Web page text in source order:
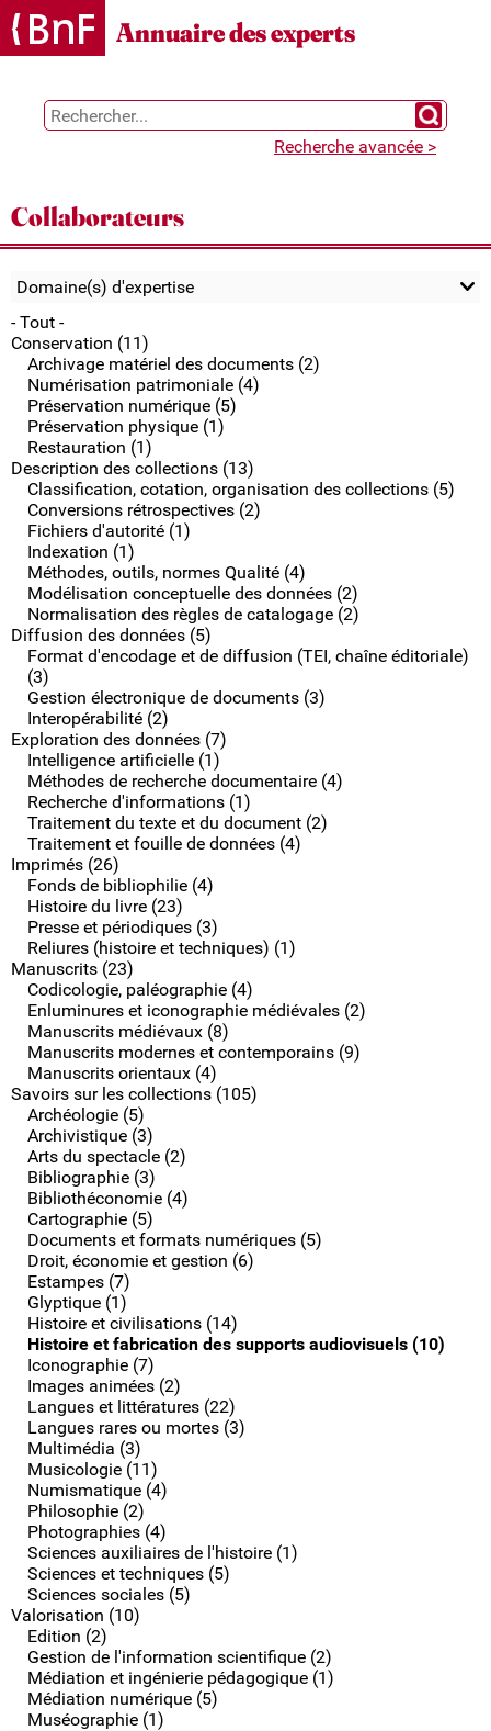
Gestion des cookies
Annuaire des experts
Chercher
Recherche avancée >
Collaborateurs
Domaine(s) d'expertise
- Tout -
Conservation (11)
Archivage matériel des documents (2)
Numérisation patrimoniale (4)
Préservation numérique (5)
Préservation physique (1)
Restauration (1)
Description des collections (13)
Classification, cotation, organisation des collections (5)
Conversions rétrospectives (2)
Fichiers d'autorité (1)
Indexation (1)
Méthodes, outils, normes Qualité (4)
Modélisation conceptuelle des données (2)
Normalisation des règles de catalogage (2)
Diffusion des données (5)
Format d'encodage et de diffusion (TEI, chaîne éditoriale)
(3)
Gestion électronique de documents (3)
Interopérabilité (2)
Exploration des données (7)
Intelligence artificielle (1)
Méthodes de recherche documentaire (4)
Recherche d'informations (1)
Traitement du texte et du document (2)
Traitement et fouille de données (4)
Imprimés (26)
Fonds de bibliophilie (4)
Histoire du livre (23)
Presse et périodiques (3)
Reliures (histoire et techniques) (1)
Manuscrits (23)
Codicologie, paléographie (4)
Enluminures et iconographie médiévales (2)
Manuscrits médiévaux (8)
Manuscrits modernes et contemporains (9)
Manuscrits orientaux (4)
Savoirs sur les collections (105)
Archéologie (5)
Archivistique (3)
Arts du spectacle (2)
Bibliographie (3)
Bibliothéconomie (4)
Cartographie (5)
Documents et formats numériques (5)
Droit, économie et gestion (6)
Estampes (7)
Glyptique (1)
Histoire et civilisations (14)
Histoire et fabrication des supports audiovisuels (10)
Iconographie (7)
Images animées (2)
Langues et littératures (22)
Langues rares ou mortes (3)
Multimédia (3)
Musicologie (11)
Numismatique (4)
Philosophie (2)
Photographies (4)
Sciences auxiliaires de l'histoire (1)
Sciences et techniques (5)
Sciences sociales (5)
Valorisation (10)
Edition (2)
Gestion de l'information scientifique (2)
Médiation et ingénierie pédagogique (1)
Médiation numérique (5)
Muséographie (1)